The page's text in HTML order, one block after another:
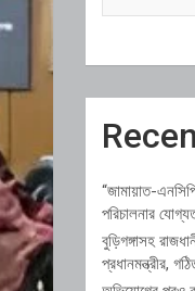
“জামায়াত-
পরিচালনার
বুড়িগঙ্গাসহ
প্রধানমন্ত্রীর,